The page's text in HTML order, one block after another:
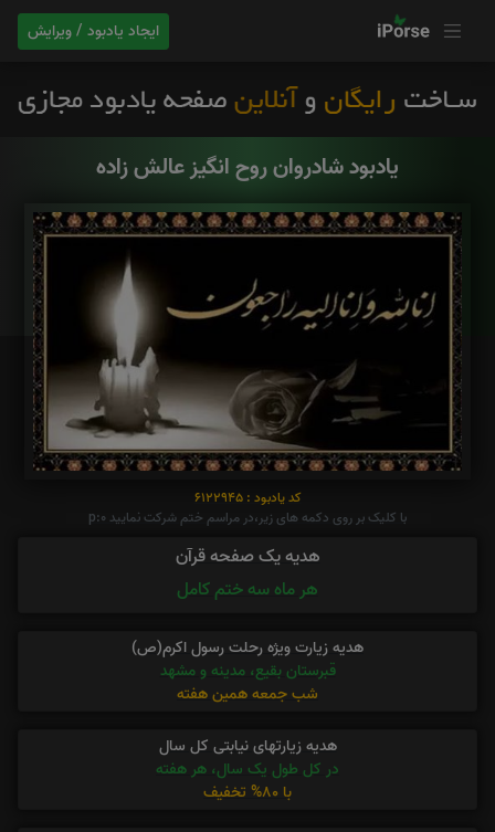
ایجاد یادبود / ویرایش
یادبود شادروان روح انگیز عالش زاده
کد یادبود : 6122945
با کلیک بر روی دکمه های زیر،در مراسم ختم شرکت نمایید p:0
هدیه یک صفحه قرآن
هر ماه سه ختم کامل
هدیه زیارت ویژه رحلت رسول اکرم(ص)
قبرستان بقیع، مدینه و مشهد
شب جمعه همین هفته
هدیه زیارتهای نیابتی کل سال
در کل طول یک سال، هر هفته
با 80% تخفیف